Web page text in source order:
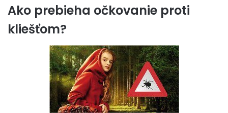
Ako prebieha očkovanie proti
kliešťom?